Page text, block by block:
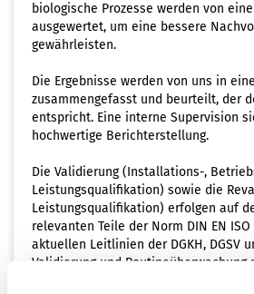
biologische Prozesse werden von
ausgewertet, um eine bessere
gewährleisten.
Die Ergebnisse werden von uns in
zusammengefasst und beurteilt, der
entspricht. Eine interne Supervision
hochwertige Berichterstellung.
Die Validierung (Installations-,
Leistungsqualifikation) sowie die
Leistungsqualifikation) erfolgen auf
relevanten Teile der Norm DIN EN
aktuellen Leitlinien der DGKH, DGSV
Validierung und Routineüberwachung
Reinigungs- und